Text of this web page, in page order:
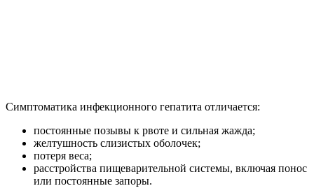
Симптоматика инфекционного гепатита отличается:
постоянные позывы к рвоте и сильная жажда;
желтушность слизистых оболочек;
потеря веса;
расстройства пищеварительной системы, включая понос
или постоянные запоры.